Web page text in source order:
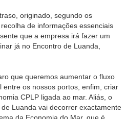
originado, segundo os
de informações essenciais
que a empresa irá fazer um
já no Encontro de Luanda,
que queremos aumentar o fluxo
entre os nossos portos, enfim, criar
CPLP ligada ao mar. Aliás, o
de Luanda vai decorrer exactamente